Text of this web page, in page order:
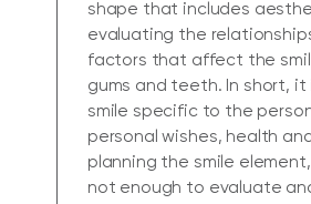
shape that includes
evaluating the
factors that affect the
gums and teeth. In short,
smile specific to the
personal wishes, health
planning the smile
not enough to evaluate